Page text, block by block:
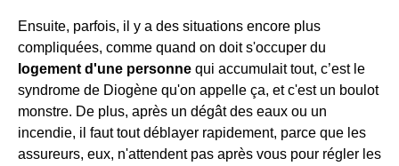
Ensuite, parfois, il y a des situations encore plus
compliquées, comme quand on doit s'occuper du
logement d'une personne qui accumulait tout, c’est le
syndrome de Diogène qu'on appelle ça, et c'est un boulot
monstre. De plus, après un dégât des eaux ou un
incendie, il faut tout déblayer rapidement, parce que les
assureurs, eux, n'attendent pas après vous pour régler les